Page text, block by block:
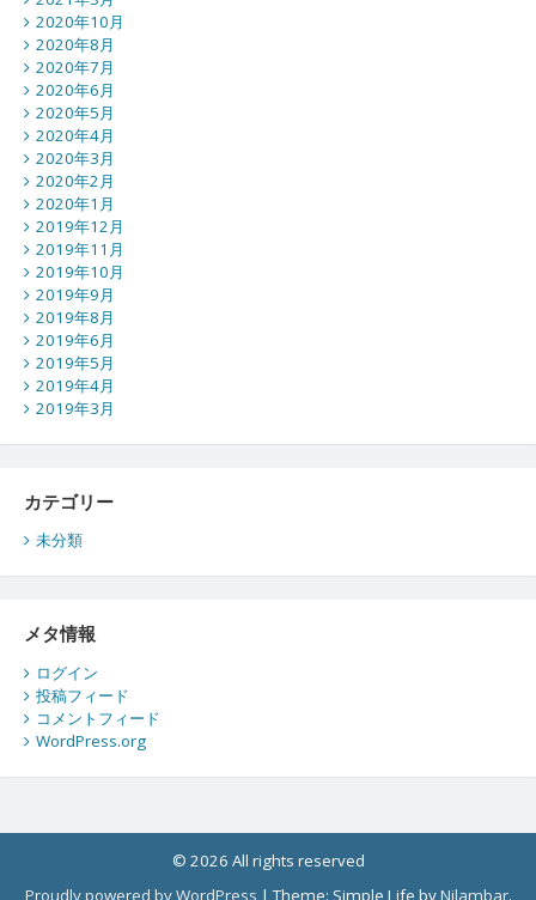
2020年10月
2020年8月
2020年7月
2020年6月
2020年5月
2020年4月
2020年3月
2020年2月
2020年1月
2019年12月
2019年11月
2019年10月
2019年9月
2019年8月
2019年6月
2019年5月
2019年4月
2019年3月
カテゴリー
未分類
メタ情報
ログイン
投稿フィード
コメントフィード
WordPress.org
© 2026 All rights reserved
Proudly powered by WordPress |Theme: Simple Life byNilambar.